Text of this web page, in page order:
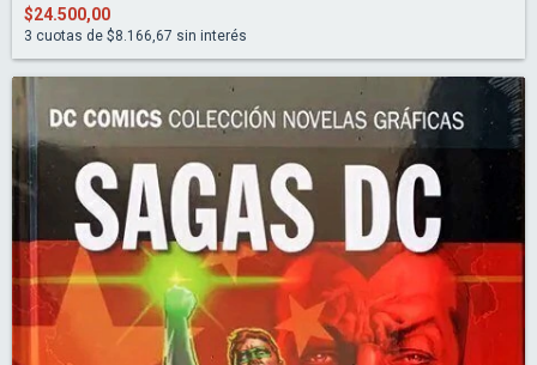
$24.500,00
3 cuotas de $8.166,67 sin interés